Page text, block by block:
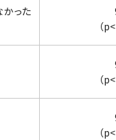
った
（
（
（